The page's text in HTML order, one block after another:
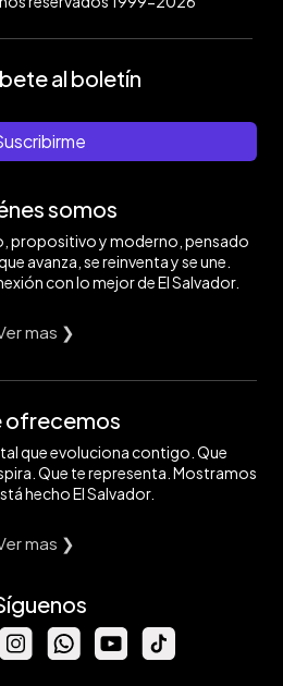
al boletín
somos
propositivo y moderno, pensado
avanza, se reinventa y se une.
con lo mejor de El Salvador.
mas ❯
ofrecemos
que evoluciona contigo. Que
Que te representa. Mostramos
hecho El Salvador.
mas ❯